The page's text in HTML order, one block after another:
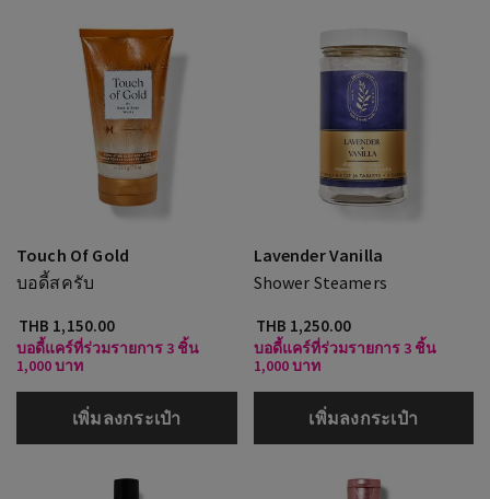
Touch Of Gold
บอดี้สครับ
THB 1,150.00
บอดี้แคร์ที่ร่วมรายการ 3 ชิ้น
1,000 บาท
เพิ่มลงกระเป๋า
Lavender Vanilla
Shower Steamers
THB 1,250.00
บอดี้แคร์ที่ร่วมรายการ 3 ชิ้น
1,000 บาท
เพิ่มลงกระเป๋า